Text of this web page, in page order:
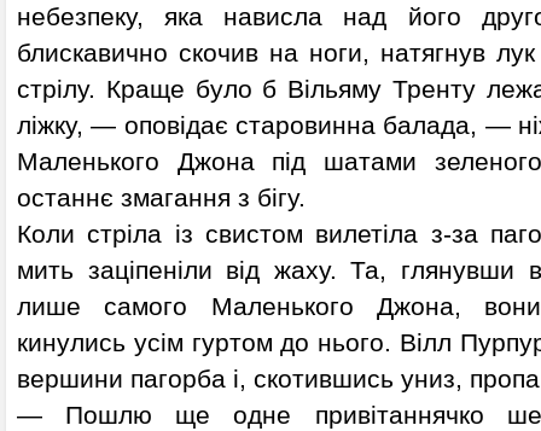
небезпеку, яка нависла над його
блискавично скочив на ноги, натягнув
стрілу. Краще було б Вільяму Тренту
ліжку, — оповідає старовинна балада, —
Маленького Джона під шатами
останнє змагання з бігу.
Коли стріла із свистом вилетіла з-за
мить заціпеніли від жаху. Та, глянувши
лише самого Маленького Джона,
кинулись усім гуртом до нього. Вілл
вершини пагорба і, скотившись униз,
— Пошлю ще одне привітаннячко